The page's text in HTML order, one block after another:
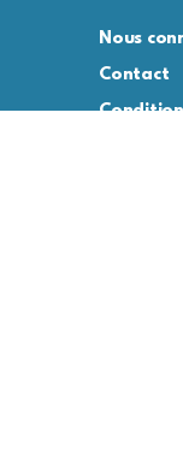
Nous
Contact